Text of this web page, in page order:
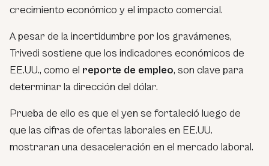
crecimiento económico y el impacto comercial.
A pesar de la incertidumbre por los gravámenes,
Trivedi sostiene que los indicadores económicos de
EE.UU., como el reporte de empleo, son clave para
determinar la dirección del dólar.
Prueba de ello es que el yen se fortaleció luego de
que las cifras de ofertas laborales en EE.UU.
mostraran una desaceleración en el mercado laboral.